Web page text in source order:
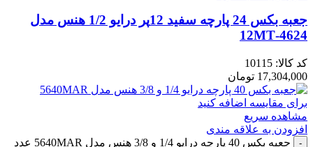
جعبه بکس 24 پارچه سفید 12پر درایو 1/2 هنس مدل
4624-12MT
کد کالا: 10115
17,304,000 تومان
برای مقایسه اضافه کنید
مشاهده سریع
افزودن به علاقه مندی
جعبه بکس 40 پارچه درایو 1/4 و 3/8 هنس مدل 5640MAR عدد